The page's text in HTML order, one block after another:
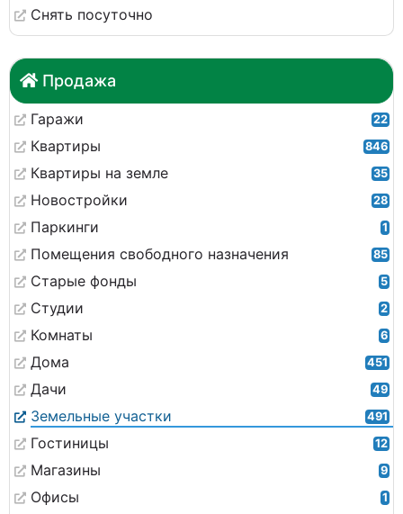
Снять посуточно
Продажа
Гаражи 22
Квартиры 846
Квартиры на земле 35
Новостройки 28
Паркинги 1
Помещения свободного назначения 85
Старые фонды 5
Студии 2
Комнаты 6
Дома 451
Дачи 49
Земельные участки 491
Гостиницы 12
Магазины 9
Офисы 1